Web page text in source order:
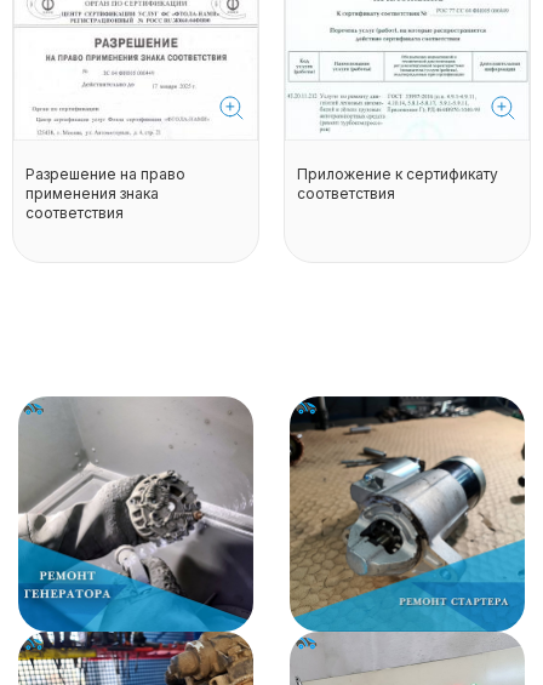
Разрешение на право
применения знака
соответствия
Приложение к сертификату
соответствия